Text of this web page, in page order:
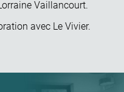
Vaillancourt.
avec Le Vivier.